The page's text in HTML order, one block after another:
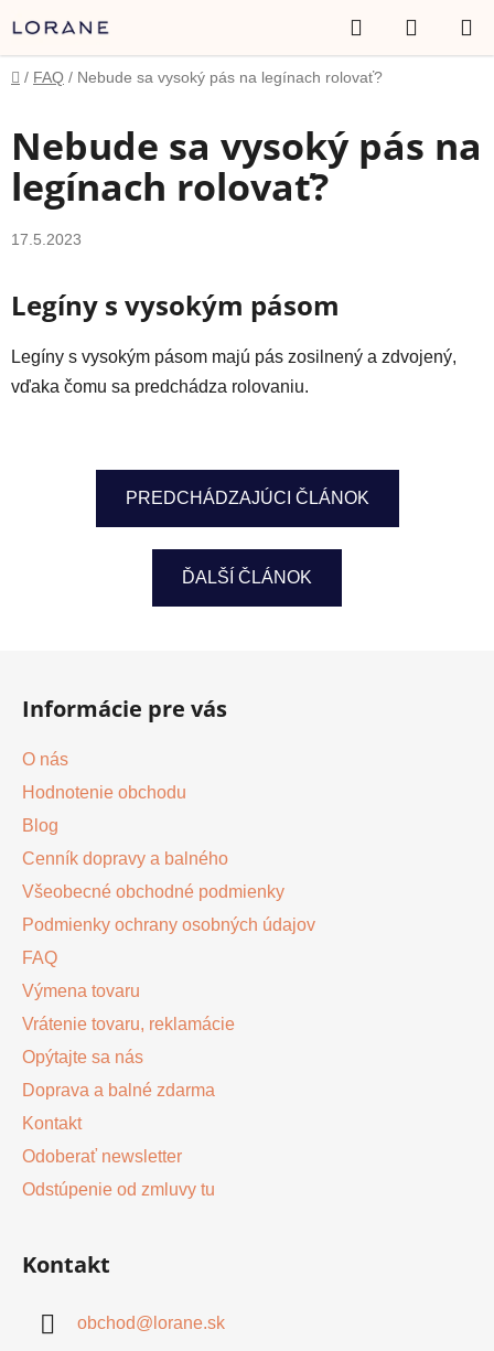
na
obsah
Hľadať
KOŠÍK
Domov
/ FAQ / Nebude sa vysoký pás na legínach rolovať?
Nebude sa vysoký pás na
legínach rolovať?
17.5.2023
Legíny s vysokým pásom
Legíny s vysokým pásom majú pás zosilnený a zdvojený,
vďaka čomu sa predchádza rolovaniu.
PREDCHÁDZAJÚCI ČLÁNOK
ĎALŠÍ ČLÁNOK
Informácie pre vás
O nás
Hodnotenie obchodu
Blog
Cenník dopravy a balného
Všeobecné obchodné podmienky
Podmienky ochrany osobných údajov
FAQ
Výmena tovaru
Vrátenie tovaru, reklamácie
Opýtajte sa nás
Doprava a balné zdarma
Kontakt
Odoberať newsletter
Odstúpenie od zmluvy tu
Kontakt
obchod@ lorane.sk